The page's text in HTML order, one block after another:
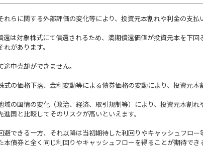
らに関する外部評価の変化等により、投資元本割れや利金の支払
は対象株式にて償還されるため、満期償還価値が投資元本を下
があります。
中売却ができません。
の価格下落、金利変動等による債券価格の変動により、投資元本
の国情の変化（政治、経済、取引規制等）により、投資元本割
国と比較してそのリスクが高いといえます。
できる一方、それ以降は当初期待した利回りやキャッシュフロ
債券と全く同じ利回りやキャッシュフローを得ることが期待でき